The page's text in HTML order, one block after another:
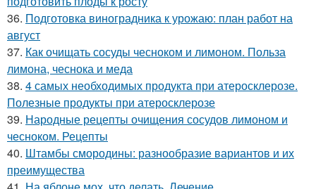
36. Подготовка виноградника к урожаю: план работ на
август
37. Как очищать сосуды чесноком и лимоном. Польза
лимона, чеснока и меда
38. 4 самых необходимых продукта при атеросклерозе.
Полезные продукты при атеросклерозе
39. Народные рецепты очищения сосудов лимоном и
чесноком. Рецепты
40. Штамбы смородины: разнообразие вариантов и их
преимущества